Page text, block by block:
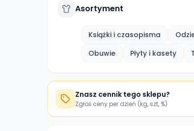
Asortyment
Książki i czasopisma
Obuwie
Płyty i kasety
Znasz cennik tego sklepu?
Zgłoś ceny per dzień (kg, szt, %)